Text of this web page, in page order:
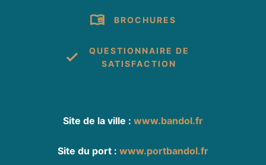
BROCHURES
QUESTIONNAIRE DE
SATISFACTION
Site de la ville : www.bandol.fr
Site du port : www.portbandol.fr